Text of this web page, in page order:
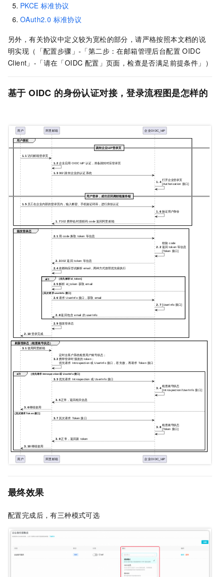
PKCE 标准协议
OAuth2.0 标准协议
另外，有关协议中定义较为宽松的部分，请严格按照本文档的说
明实现（「配置步骤」-「第二步：在邮箱管理后台配置 OIDC
Client」-「请在「OIDC 配置」页面，检查是否满足前提条件」）
基于 OIDC 的身份认证对接，登录流程图是怎样的
最终效果
配置完成后，有三种模式可选